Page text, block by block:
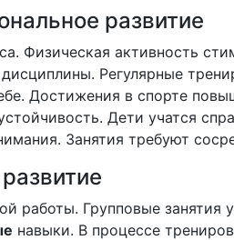
развитие
Физическая активность
дисциплины. Регулярные
Достижения в спорте
Дети учатся
Занятия требуют
развитие
работы. Групповые занятия
навыки. В процессе